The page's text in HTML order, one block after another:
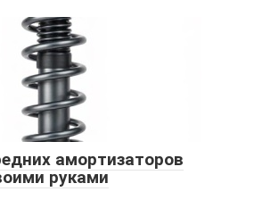
амортизаторов
руками